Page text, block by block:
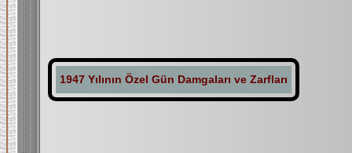
1947 Yılının Özel Gün Damgaları ve Zarfları